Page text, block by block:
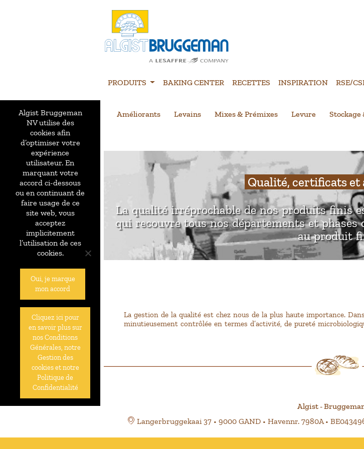
PRODUITS BAKING CENTER RECETTES INSPIRATION RSE/
Améliorants Levains Mixes & Prémixes Levure Stockage
Qualité, certificats
La qualité irréprochable de nos produits finis
qui recouvre tous nos départements et
au produit
La gestion de la qualité est chez nous de la plus haute importance.
minutieusement contrôlée en termes d’activité, de pureté
Algist -
Langerbruggekaai 37 • 9000 GAND • Havennr. 7980A •
Algist Bruggeman
NV utilise des
cookies afin
d’optimiser votre
expérience
utilisateur. En
marquant votre
accord ci-dessous
ou en continuant de
faire usage de ce
site web, vous
acceptez
implicitement
l’utilisation de ces
cookies.
Oui, je marque
mon accord
Cliquez ici pour
en savoir plus sur
nos Conditions
Générales, notre
Gestion des
cookies et notre
Politique de
Confidentialité